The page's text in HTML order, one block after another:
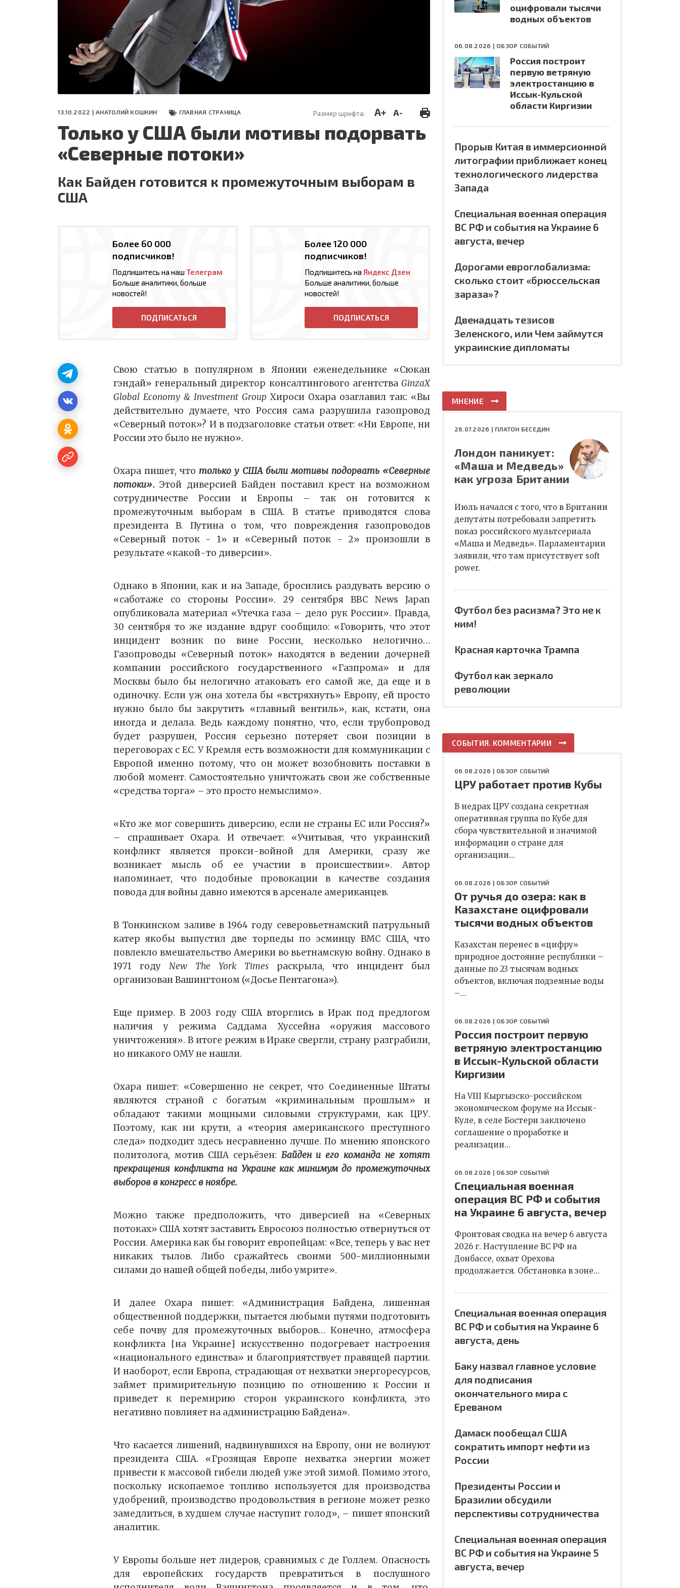
ПОЛЯ БИТВЫ 2024
13.10.2022 |АНАТОЛИЙ КОШКИН ГЛАВНАЯ СТРАНИЦА Размер шрифта: A+ A-
Только у США были мотивы подорвать
«Северные потоки»
Как Байден готовится к промежуточным выборам в
США
Более 60 000
подписчиков!
Подпишитесь на наш Телеграм
Больше аналитики, больше
новостей!
ПОДПИСАТЬСЯ
Более 120 000
подписчиков!
Подпишитесь на Яндекс Дзен
Больше аналитики, больше
новостей!
ПОДПИСАТЬСЯ
Свою статью в популярном в Японии еженедельнике «Сюкан
гэндай» генеральный директор консалтингового агентства GinzaX
Global Economy & Investment GroupХироси Охара озаглавил так: «Вы
действительно думаете, что Россия сама разрушила газопровод
«Северный поток»? И в подзаголовке статьи ответ: «Ни Европе, ни
России это было не нужно».
Охара пишет, что только у США были мотивы подорвать «Северные
потоки». Этой диверсией Байден поставил крест на возможном
сотрудничестве России и Европы – так он готовится к
промежуточным выборам в США. В статье приводятся слова
президента В. Путина о том, что повреждения газопроводов
«Северный поток - 1» и «Северный поток - 2» произошли в
результате «какой-то диверсии».
Однако в Японии, как и на Западе, бросились раздувать версию о
«саботаже со стороны России». 29 сентября ВВС News Japan
опубликовала материал «Утечка газа – дело рук России». Правда,
30 сентября то же издание вдруг сообщило: «Говорить, что этот
инцидент возник по вине России, несколько нелогично…
Газопроводы «Северный поток» находятся в ведении дочерней
компании российского государственного «Газпрома» и для
Москвы было бы нелогично атаковать его самой же, да еще и в
одиночку. Если уж она хотела бы «встряхнуть» Европу, ей просто
нужно было бы закрутить «главный вентиль», как, кстати, она
иногда и делала. Ведь каждому понятно, что, если трубопровод
будет разрушен, Россия серьезно потеряет свои позиции в
переговорах с ЕС. У Кремля есть возможности для коммуникации с
Европой именно потому, что он может возобновить поставки в
любой момент. Самостоятельно уничтожать свои же собственные
«средства торга» – это просто немыслимо».
«Кто же мог совершить диверсию, если не страны ЕС или Россия?»
– спрашивает Охара. И отвечает: «Учитывая, что украинский
конфликт является прокси-войной для Америки, сразу же
возникает мысль об ее участии в происшествии». Автор
напоминает, что подобные провокации в качестве создания
повода для войны давно имеются в арсенале американцев.
В Тонкинском заливе в 1964 году северовьетнамский патрульный
катер якобы выпустил две торпеды по эсминцу ВМС США, что
повлекло вмешательство Америки во вьетнамскую войну. Однако в
1971 году New The York Times раскрыла, что инцидент был
организован Вашингтоном («Досье Пентагона»).
Еще пример. В 2003 году США вторглись в Ирак под предлогом
наличия у режима Саддама Хуссейна «оружия массового
уничтожения». В итоге режим в Ираке свергли, страну разграбили,
но никакого ОМУ не нашли.
Охара пишет: «Совершенно не секрет, что Соединенные Штаты
являются страной с богатым «криминальным прошлым» и
обладают такими мощными силовыми структурами, как ЦРУ.
Поэтому, как ни крути, а «теория американского преступного
следа» подходит здесь несравненно лучше. По мнению японского
политолога, мотив США серьёзен: Байден и его команда не хотят
прекращения конфликта на Украине как минимум до промежуточных
выборов в конгресс в ноябре.
Можно также предположить, что диверсией на «Северных
потоках» США хотят заставить Евросоюз полностью отвернуться от
России. Америка как бы говорит европейцам: «Все, теперь у вас нет
никаких тылов. Либо сражайтесь своими 500-миллионными
силами до нашей общей победы, либо умрите».
И далее Охара пишет: «Администрация Байдена, лишенная
общественной поддержки, пытается любыми путями подготовить
себе почву для промежуточных выборов… Конечно, атмосфера
конфликта [на Украине] искусственно подогревает настроения
«национального единства» и благоприятствует правящей партии.
И наоборот, если Европа, страдающая от нехватки энергоресурсов,
займет примирительную позицию по отношению к России и
приведет к перемирию сторон украинского конфликта, это
негативно повлияет на администрацию Байдена».
Что касается лишений, надвинувшихся на Европу, они не волнуют
президента США. «Грозящая Европе нехватка энергии может
привести к массовой гибели людей уже этой зимой. Помимо этого,
поскольку ископаемое топливо используется для производства
удобрений, производство продовольствия в регионе может резко
замедлиться, в худшем случае наступит голод», – пишет японский
аналитик.
У Европы больше нет лидеров, сравнимых с де Голлем. Опасность
для европейских государств превратиться в послушного
оцифровали тысячи
водных объектов
06.08.2026 | ОБЗОР СОБЫТИЙ
Россия построит
первую ветряную
электростанцию в
Иссык-Кульской
области Киргизии
Прорыв Китая в иммерсионной
литографии приближает конец
технологического лидерства
Запада
Специальная военная операция
ВС РФ и события на Украине 6
августа, вечер
Дорогами евроглобализма:
сколько стоит «брюссельская
зараза»?
Двенадцать тезисов
Зеленского, или Чем займутся
украинские дипломаты
МНЕНИЕ
26.07.2026 | ПЛАТОН БЕСЕДИН
Лондон паникует:
«Маша и Медведь»
как угроза Британии
Июль начался с того, что в Британии
депутаты потребовали запретить
показ российского мультсериала
«Маша и Медведь». Парламентарии
заявили, что там присутствует soft
power.
Футбол без расизма? Это не к
ним!
Красная карточка Трампа
Футбол как зеркало
революции
СОБЫТИЯ. КОММЕНТАРИИ
06.08.2026 | ОБЗОР СОБЫТИЙ
ЦРУ работает против Кубы
В недрах ЦРУ создана секретная
оперативная группа по Кубе для
сбора чувствительной и значимой
информации о стране для
организации…
06.08.2026 | ОБЗОР СОБЫТИЙ
От ручья до озера: как в
Казахстане оцифровали
тысячи водных объектов
Казахстан перенес в «цифру»
природное достояние республики –
данные по 23 тысячам водных
объектов, включая подземные воды
–…
06.08.2026 | ОБЗОР СОБЫТИЙ
Россия построит первую
ветряную электростанцию
в Иссык-Кульской области
Киргизии
На VIII Кыргызско-российском
экономическом форуме на Иссык-
Куле, в селе Бостери заключено
соглашение о проработке и
реализации…
06.08.2026 | ОБЗОР СОБЫТИЙ
Специальная военная
операция ВС РФ и события
на Украине 6 августа, вечер
Фронтовая сводка на вечер 6 августа
2026 г. Наступление ВС РФ на
Донбассе, охват Орехова
продолжается. Обстановка в зоне…
Специальная военная операция
ВС РФ и события на Украине 6
августа, день
Баку назвал главное условие
для подписания
окончательного мира с
Ереваном
Дамаск пообещал США
сократить импорт нефти из
России
Президенты России и
Бразилии обсудили
перспективы сотрудничества
Специальная военная операция
ВС РФ и события на Украине 5
августа, вечер